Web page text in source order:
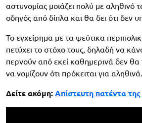
αστυνομίας μοιάζει πολύ με
οδηγός από δίπλα και θα δει ότι δεν
Το εγχείρημα με τα ψεύτικα
πετύχει το στόχο τους, δηλαδή να
περνούν από εκεί καθημερινά δεν θα
να νομίζουν ότι πρόκειται για αληθινά.
Δείτε ακόμη: Απίστευτη πατέντα